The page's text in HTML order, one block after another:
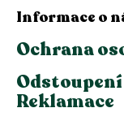
Informace o
Ochrana
Reklamace